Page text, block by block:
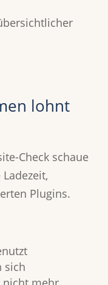
lohnt
Check schaue
Plugins.
sich